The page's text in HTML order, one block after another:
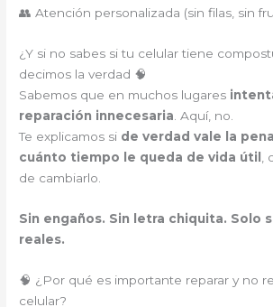
👥 Atención personalizada (sin filas, sin
¿Y si no sabes si tu celular tiene
decimos la verdad 🧠
Sabemos que en muchos lugares
reparación innecesaria . Aquí, no.
Te explicamos si de verdad vale la
cuánto tiempo le queda de vida útil
de cambiarlo.
Sin engaños. Sin letra chiquita. Solo
reales.
🧠 ¿Por qué es importante reparar y no
celular?